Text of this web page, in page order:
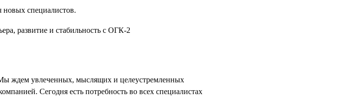
специалистов.
ждем увлеченных, мыслящих и целеустремленных
Сегодня есть потребность во всех специалистах